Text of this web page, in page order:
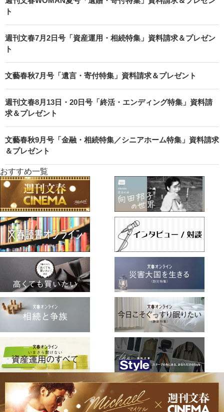
ト
週刊文春7月2日号「資産運用・相続特集」資料請求＆プレゼン
ト
文藝春秋7月号「遺言・寄付特集」資料請求＆プレゼント
週刊文春8月13日・20日号「終活・エンディング特集」資料請
求＆プレゼント
文藝春秋9月号「金融・相続特集／シニアホーム特集」資料請求
＆プレゼント
おすすめ一覧